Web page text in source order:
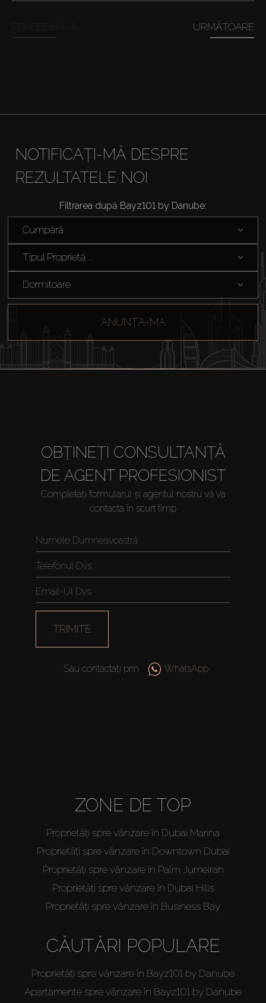
Închiriați
About Us
URMĂTOARE
NOTIFICAȚI-MĂ DESPRE
REZULTATELE NOI
Filtrarea după Bayz101 by Danube:
Cumpără
Tipul Proprietă ...
Dormitoare
ANUNȚA-MA
OBȚINEȚI CONSULTANȚĂ
DE AGENT PROFESIONIST
Completați formularul și agentul nostru vă va
contacta în scurt timp
TRIMITE
Sau contactați prin WhatsApp
ZONE DE TOP
Proprietăți spre vânzare în Dubai Marina
Proprietăți spre vânzare în Downtown Dubai
Proprietăți spre vânzare în Palm Jumeirah
Proprietăți spre vânzare în Dubai Hills
Proprietăți spre vânzare în Business Bay
CĂUTĂRI POPULARE
Proprietăți spre vânzare în Bayz101 by Danube
Apartamente spre vânzare în Bayz101 by Danube